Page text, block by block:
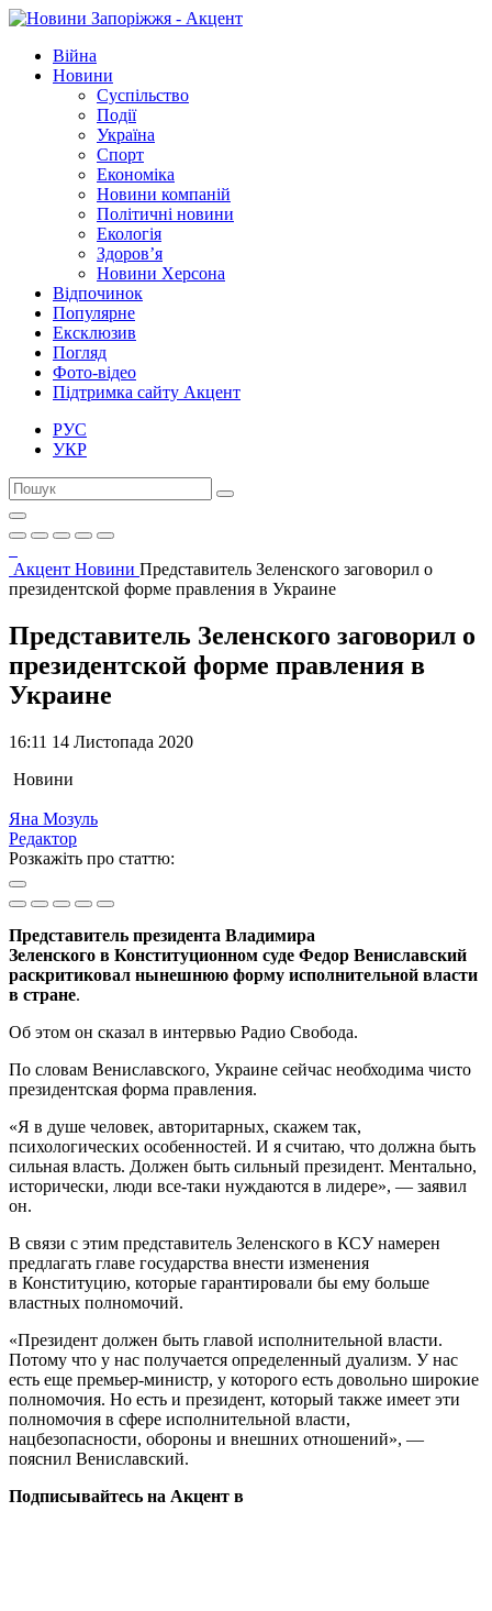
Війна
Новини
Суспільство
Події
Україна
Спорт
Економіка
Новини компаній
Політичні новини
Екологія
Здоров’я
Новини Херсона
Відпочинок
Популярне
Ексклюзив
Погляд
Фото-відео
Підтримка сайту Акцент
РУС
УКР
Акцент Новини Представитель Зеленского заговорил о
президентской форме правления в Украине
Представитель Зеленского заговорил о
президентской форме правления в
Украине
16:11 14 Листопада 2020
Новини
Яна Мозуль
Редактор
Розкажіть про статтю:
Представитель президента Владимира
Зеленского в Конституционном суде Федор Вениславский
раскритиковал нынешнюю форму исполнительной власти
в стране.
Об этом он сказал в интервью Радио Свобода.
По словам Вениславского, Украине сейчас необходима чисто
президентская форма правления.
«Я в душе человек, авторитарных, скажем так,
психологических особенностей. И я считаю, что должна быть
сильная власть. Должен быть сильный президент. Ментально,
исторически, люди все-таки нуждаются в лидере», — заявил
он.
В связи с этим представитель Зеленского в КСУ намерен
предлагать главе государства внести изменения
в Конституцию, которые гарантировали бы ему больше
властных полномочий.
«Президент должен быть главой исполнительной власти.
Потому что у нас получается определенный дуализм. У нас
есть еще премьер-министр, у которого есть довольно широкие
полномочия. Но есть и президент, который также имеет эти
полномочия в сфере исполнительной власти,
нацбезопасности, обороны и внешних отношений», —
пояснил Вениславский.
Подписывайтесь на Акцент в